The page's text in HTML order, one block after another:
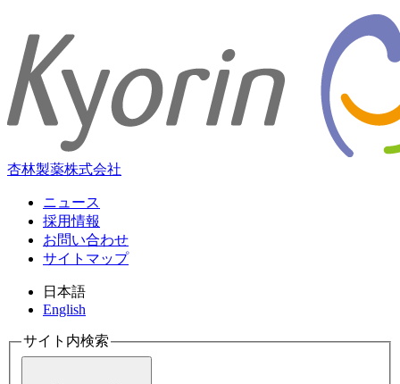
杏林製薬株式会社
ニュース
採用情報
お問い合わせ
サイトマップ
日本語
English
サイト内検索